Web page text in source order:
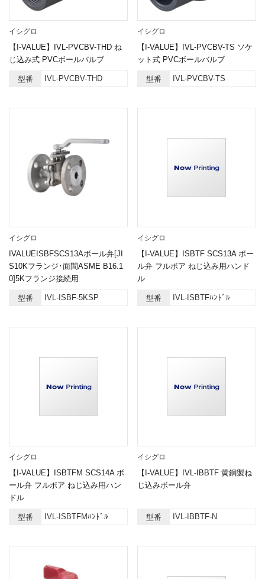
イシグロ
【I-VALUE】IVL-PVCBV-THD ね
じ込み式 PVCボールバルブ
型番 IVL-PVCBV-THD
イシグロ
【I-VALUE】IVL-PVCBV-TS ソケ
ット式 PVCボールバルブ
型番 IVL-PVCBV-TS
イシグロ
IVALUEISBFSCS13Aボール弁[JI
S10Kフランジ･面間ASME B16.1
0]5Kフランジ接続用
型番 IVL-ISBF-5KSP
イシグロ
【I-VALUE】ISBTF SCS13A ボー
ル弁 フルボア ねじ込み用ハンド
ル
型番 IVL-ISBTFﾊﾝﾄﾞﾙ
イシグロ
【I-VALUE】ISBTFM SCS14A ボ
ール弁 フルボア ねじ込み用ハン
ドル
型番 IVL-ISBTFMﾊﾝﾄﾞﾙ
イシグロ
【I-VALUE】IVL-IBBTF 黄銅製ね
じ込みボール弁
型番 IVL-IBBTF-N